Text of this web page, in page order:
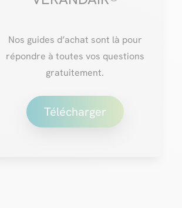
Nos guides d’achat sont là pour
répondre à toutes vos questions
gratuitement.
Télécharger